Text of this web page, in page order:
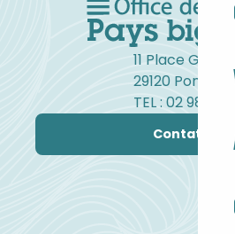
11 Place
29120 Pont-
TEL : 02 98 82